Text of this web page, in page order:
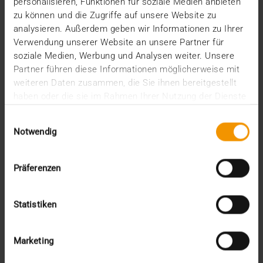
zu können und die Zugriffe auf unsere Website zu
analysieren. Außerdem geben wir Informationen zu Ihrer
Verwendung unserer Website an unsere Partner für
soziale Medien, Werbung und Analysen weiter. Unsere
Partner führen diese Informationen möglicherweise mit
weiteren Daten zusammen, die Sie ihnen bereitgestellt
Notwendig
Präferenzen
Statistiken
Marketing
die Sana Kliniken AG ihren Ruf als Pionier in
Sachen…